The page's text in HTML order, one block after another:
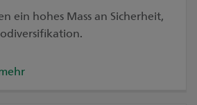
ein hohes Mass an Sicherheit,